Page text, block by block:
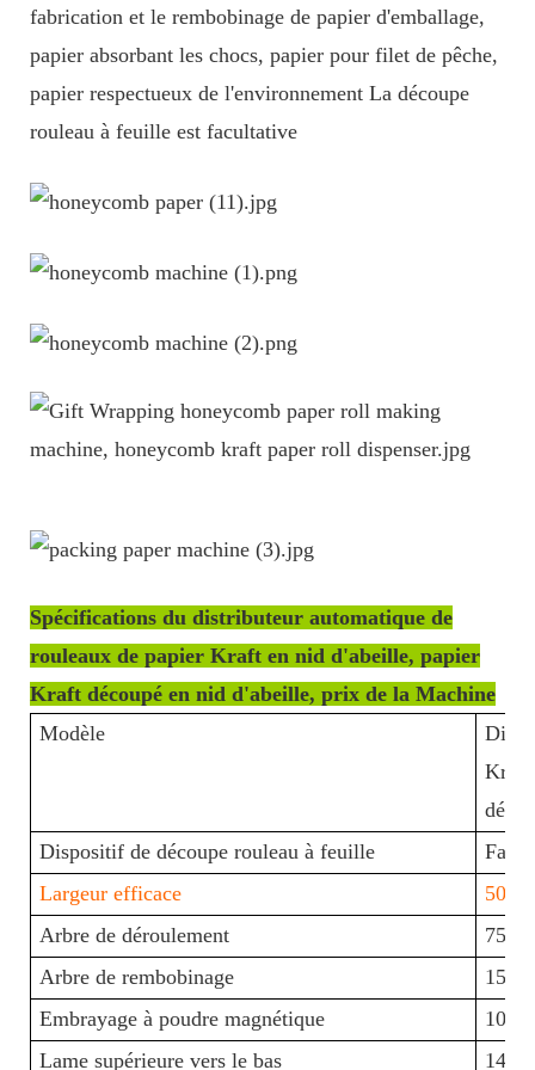
fabrication et le rembobinage de papier d'emballage,
papier absorbant les chocs, papier pour filet de pêche,
papier respectueux de l'environnement La découpe
rouleau à feuille est facultative
Spécifications du distributeur automatique de
rouleaux de papier Kraft en nid d'abeille, papier
Kraft découpé en nid d'abeille, prix de la Machine
Modèle
Kraft
Dispositif de découpe rouleau à feuille
Largeur efficace
Arbre de déroulement
Arbre de rembobinage
Embrayage à poudre magnétique
10kg
Lame supérieure vers le bas
146